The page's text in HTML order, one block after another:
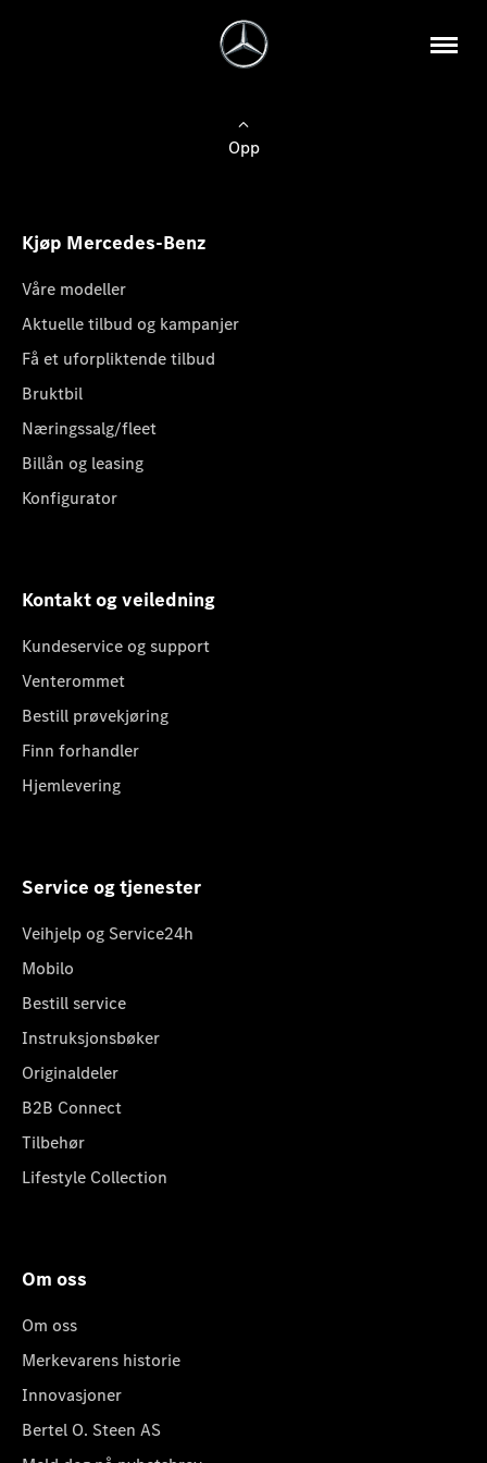
Opp
Kjøp Mercedes-Benz
Våre modeller
Aktuelle tilbud og kampanjer
Få et uforpliktende tilbud
Bruktbil
Næringssalg/fleet
Billån og leasing
Konfigurator
Kontakt og veiledning
Kundeservice og support
Venterommet
Bestill prøvekjøring
Finn forhandler
Hjemlevering
Service og tjenester
Veihjelp og Service24h
Mobilo
Bestill service
Instruksjonsbøker
Originaldeler
B2B Connect
Tilbehør
Lifestyle Collection
Om oss
Om oss
Merkevarens historie
Innovasjoner
Bertel O. Steen AS